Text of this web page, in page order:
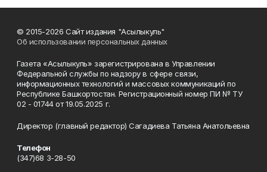
© 2015-2026 Сайт издания "Асылыкуль"
Об использовании персональных данных
Газета «Асылыкуль» зарегистрирована в Управлении
Федеральной службы по надзору в сфере связи,
информационных технологий и массовых коммуникаций по
Республике Башкортостан. Регистрационный номер ПИ № ТУ
02 - 01744 от 19.05.2025 г.
Директор (главный редактор) Сагадиева Татьяна Анатольевна
Телефон
(347)68 3-28-50